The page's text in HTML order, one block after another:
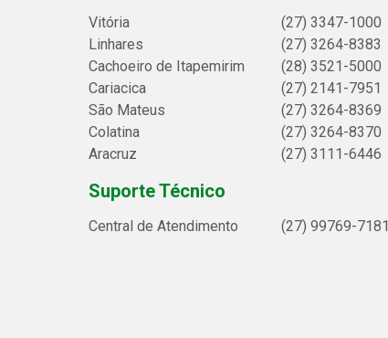
Vitória
(27) 3347-1000
Linhares
(27) 3264-8383
Cachoeiro de Itapemirim
(28) 3521-5000
Cariacica
(27) 2141-7951
São Mateus
(27) 3264-8369
Colatina
(27) 3264-8370
Aracruz
(27) 3111-6446
Suporte Técnico
Central de Atendimento (27) 99769-7181